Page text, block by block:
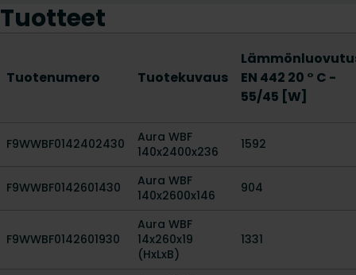
Tuotteet
Tuotenumero Tuotekuvaus
EN 442 20 ° C -
55/45 [W]
F9WWBF0142402430
Aura WBF
140x2400x236
1592
F9WWBF0142601430
Aura WBF
140x2600x146
904
F9WWBF0142601930
Aura WBF
14x260x19
(HxLxB)
1331